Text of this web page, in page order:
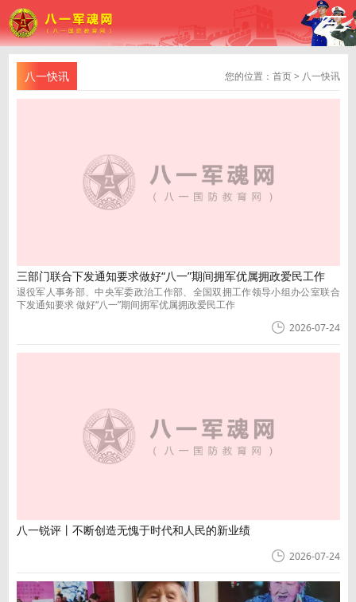
八一快讯 您的位置： 首页> 八一快讯
三部门联合下发通知要求做好“八一”期间拥军优属拥政爱民工作
退役军人事务部、中央军委政治工作部、全国双拥工作领导小组办公室联合
下发通知要求 做好“八一”期间拥军优属拥政爱民工作
2026-07-24
八一锐评丨不断创造无愧于时代和人民的新业绩
2026-07-24